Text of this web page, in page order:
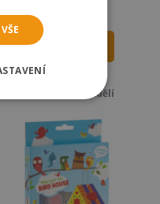
453 Kč
v pondělí